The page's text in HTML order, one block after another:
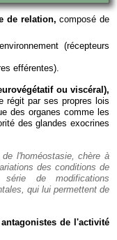
de relation, composé de
(récepteurs
efférentes).
ou viscéral),
régit par ses propres lois
des organes comme les
des glandes exocrines
l'homéostasie, chère à
des conditions de
de modifications
qui lui permettent de
de l'activité